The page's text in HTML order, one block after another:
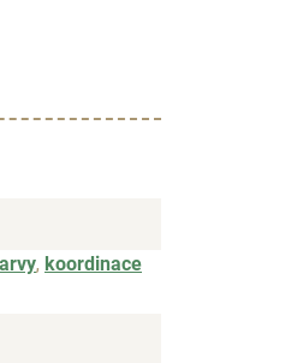
, koordinace